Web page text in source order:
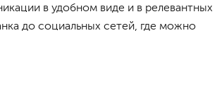
в удобном виде и в релевантных
до социальных сетей, где можно